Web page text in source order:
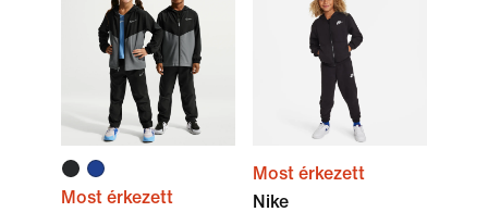
Most érkezett
Most érkezett
Nike